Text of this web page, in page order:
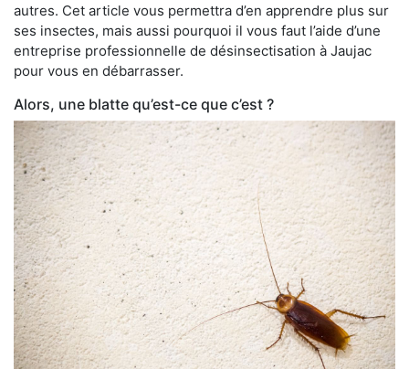
autres. Cet article vous permettra d’en apprendre plus sur
ses insectes, mais aussi pourquoi il vous faut l’aide d’une
entreprise professionnelle de désinsectisation à Jaujac
pour vous en débarrasser.
Alors, une blatte qu’est-ce que c’est ?